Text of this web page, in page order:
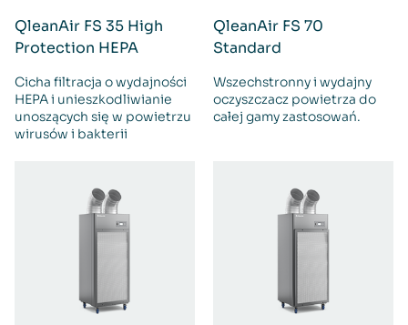
QleanAir FS 35 High
Protection HEPA
Cicha filtracja o wydajności
HEPA i unieszkodliwianie
unoszących się w powietrzu
wirusów i bakterii
QleanAir FS 70
Standard
Wszechstronny i wydajny
oczyszczacz powietrza do
całej gamy zastosowań.